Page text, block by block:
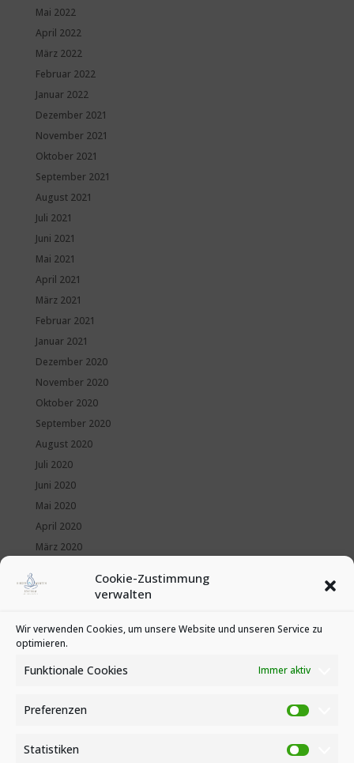
Cookie-Zustimmung
verwalten
Wir verwenden Cookies, um unsere Website und unseren Service zu
optimieren.
Funktionale Cookies Immer aktiv
Preferenzen
Statistiken
Mai 2022
April 2022
März 2022
Februar 2022
Januar 2022
Dezember 2021
November 2021
Oktober 2021
September 2021
August 2021
Juli 2021
Juni 2021
Mai 2021
April 2021
März 2021
Februar 2021
Januar 2021
Dezember 2020
November 2020
Oktober 2020
September 2020
August 2020
Juli 2020
Juni 2020
Mai 2020
April 2020
März 2020
Januar 2020
Kategorien
News
Veranstaltungen